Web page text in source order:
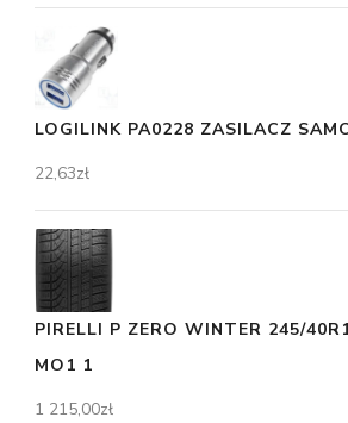
LOGILINK PA0228 ZASILACZ
22,63zł
PIRELLI P ZERO WINTER 245/
MO1 1
1 215,00zł